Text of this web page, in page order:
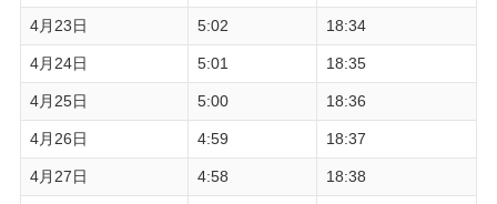
4月23日 5:02 18:34
4月24日 5:01 18:35
4月25日 5:00 18:36
4月26日 4:59 18:37
4月27日 4:58 18:38